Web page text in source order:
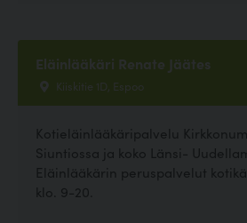
Eläinlääkäri Renate Jäätes
Kiiskitie 1D, Espoo
Kotieläinlääkäripalvelu
Siuntiossa ja koko Länsi-
Eläinlääkärin peruspalvelut
klo. 9-20.